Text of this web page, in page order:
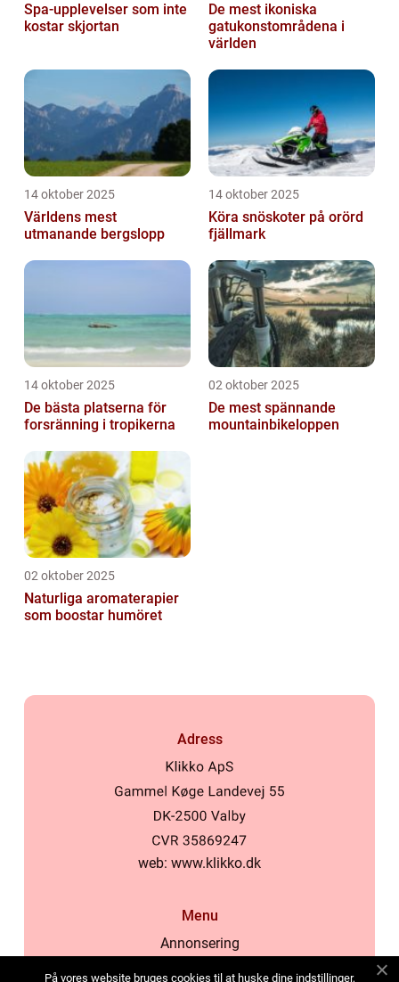
Spa-upplevelser som inte
kostar skjortan
De mest ikoniska
gatukonstområdena i
världen
14 oktober 2025
Världens mest
utmanande bergslopp
14 oktober 2025
Köra snöskoter på orörd
fjällmark
14 oktober 2025
De bästa platserna för
forsränning i tropikerna
02 oktober 2025
De mest spännande
mountainbikeloppen
02 oktober 2025
Naturliga aromaterapier
som boostar humöret
Adress
web: www.klikko.dk
Menu
Annonsering
På vores website bruges cookies til at huske dine indstillinger,